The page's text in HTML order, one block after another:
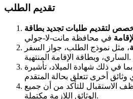
تقديم الطلب
لتقديم طلبات تجديد بطاقة
، مثل نموذج الطلب، جواز السفر
الساري، وبطاقة الإقامة المنتهية.
بما في ذلك شهادة الميلاد، تأشيرة
الاستقبال للتأكد من أن جميع
الوثائق اللازمة مكتملة.